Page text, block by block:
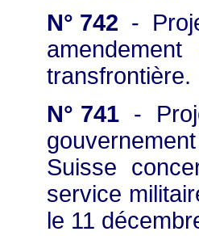
N° 742 -
N° 741 -
Suisse
service
le 11